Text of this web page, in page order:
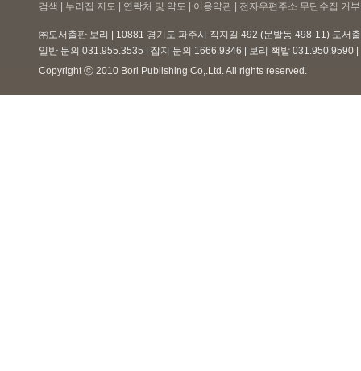
검색 | 누리집 지도 | 연락처 및 약도 | 이용약관 | 전자우편주소 무단수집 거
㈜도서출판 보리 | 10881 경기도 파주시 직지길 492 (문발동 498-11) 도서
일반 문의 031.955.3535 | 잡지 문의 1666.9346 | 보리 책밭 031.950.9590
Copyright ⓒ 2010 Bori Publishing Co,.Ltd. All rights reserved.